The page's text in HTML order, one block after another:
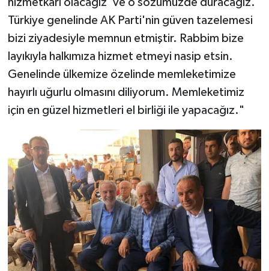
Türkiye genelinde AK Parti'nin güven tazelemesi
bizi ziyadesiyle memnun etmiştir. Rabbim bize
layıkıyla halkımıza hizmet etmeyi nasip etsin.
Genelinde ülkemize özelinde memleketimize
hayırlı uğurlu olmasını diliyorum. Memleketimiz
için en güzel hizmetleri el birliği ile yapacağız."